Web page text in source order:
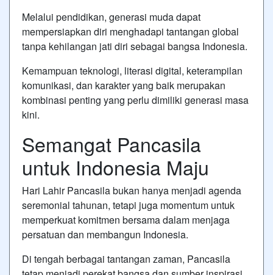
Melalui pendidikan, generasi muda dapat
mempersiapkan diri menghadapi tantangan global
tanpa kehilangan jati diri sebagai bangsa Indonesia.
Kemampuan teknologi, literasi digital, keterampilan
komunikasi, dan karakter yang baik merupakan
kombinasi penting yang perlu dimiliki generasi masa
kini.
Semangat Pancasila
untuk Indonesia Maju
Hari Lahir Pancasila bukan hanya menjadi agenda
seremonial tahunan, tetapi juga momentum untuk
memperkuat komitmen bersama dalam menjaga
persatuan dan membangun Indonesia.
Di tengah berbagai tantangan zaman, Pancasila